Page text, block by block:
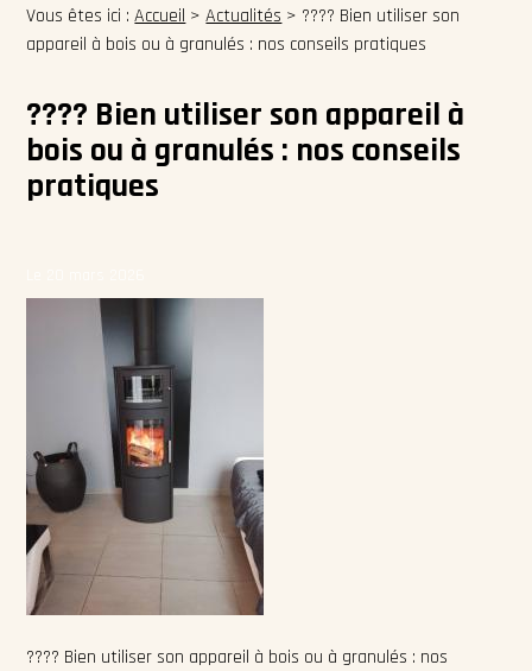
Vous êtes ici : Accueil >Actualités > ???? Bien utiliser son
appareil à bois ou à granulés : nos conseils pratiques
???? Bien utiliser son appareil à
bois ou à granulés : nos conseils
pratiques
???? Bien utiliser son appareil à bois ou à granulés : nos